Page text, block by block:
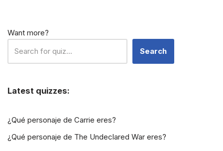
Want more?
Search
Latest quizzes:
¿Qué personaje de Carrie eres?
¿Qué personaje de The Undeclared War eres?